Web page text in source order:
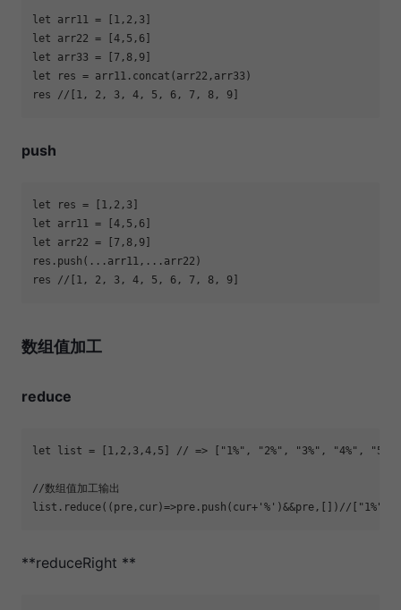
let arr11 = [ 1 , 2 , 3
let arr22 = [ 4 , 5 , 6
let arr33 = [ 7 , 8 , 9
let
res //[1, 2, 3, 4, 5, 6, 7, 8, 9]
push
let res = [ 1 , 2 , 3
let arr11 = [ 4 , 5 , 6
let arr22 = [ 7 , 8 , 9
res //[1, 2, 3, 4, 5, 6, 7, 8, 9]
数组值加工
reduce
let list = [ 1 , 2 , 3 ,4 , 5 // => ["1%", "2%", "3%", "4%", "5%"]
//数组值加工输出
list.reduce( ( pre,cur )=>pre.push(cur+ '%' )&&pre,[]) //["1%",
**reduceRight **